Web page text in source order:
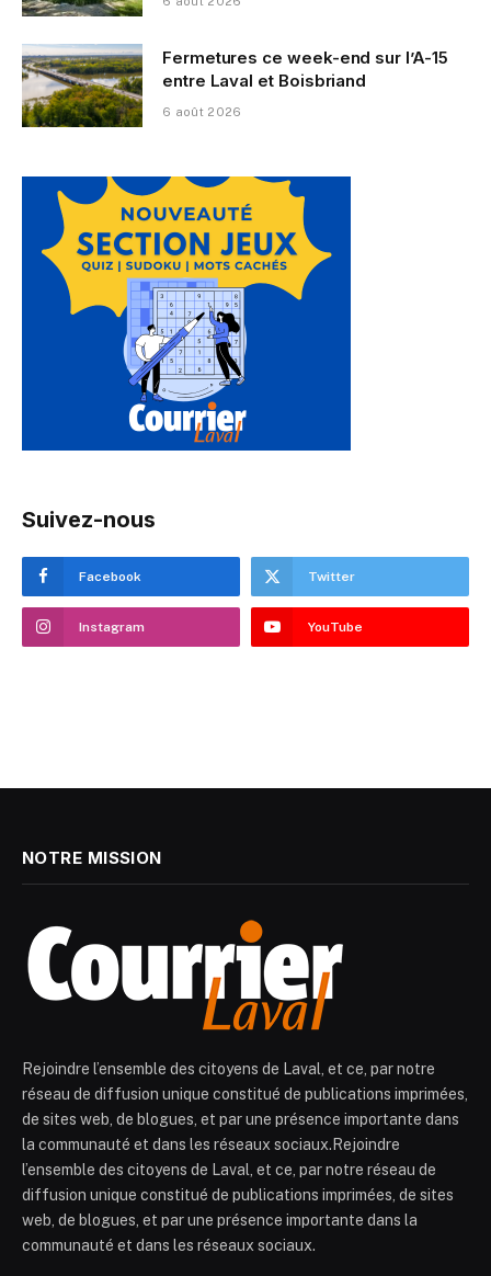
Fermetures ce week-end sur l’A-15
entre Laval et Boisbriand
6 août 2026
Suivez-nous
Facebook Twitter
Instagram YouTube
NOTRE MISSION
Rejoindre l’ensemble des citoyens de Laval, et ce, par notre
réseau de diffusion unique constitué de publications imprimées,
de sites web, de blogues, et par une présence importante dans
la communauté et dans les réseaux sociaux.Rejoindre
l’ensemble des citoyens de Laval, et ce, par notre réseau de
diffusion unique constitué de publications imprimées, de sites
web, de blogues, et par une présence importante dans la
communauté et dans les réseaux sociaux.